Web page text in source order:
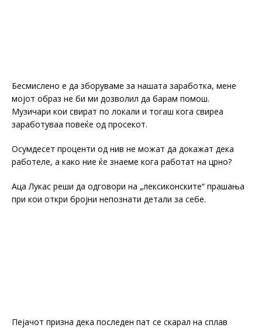
Бесмислено е да зборуваме за нашата заработка, мене
мојот образ не би ми дозволил да барам помош.
Музичари кои свират по локали и тогаш кога свиреа
заработуваа повеќе од просекот.
Осумдесет проценти од нив не можат да докажат дека
работеле, а како ние ќе знаеме кога работат на црно?
Аца Лукас реши да одговори на „лексиконските“ прашања
при кои откри бројни непознати детали за себе.
Пејачот призна дека последен пат се скарал на сплав